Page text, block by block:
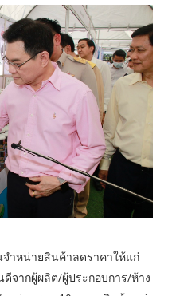
ำหน่ายสินค้าลดราคาให้แก่
จากผู้ผลิต/ผู้ประกอบการ/ห้าง